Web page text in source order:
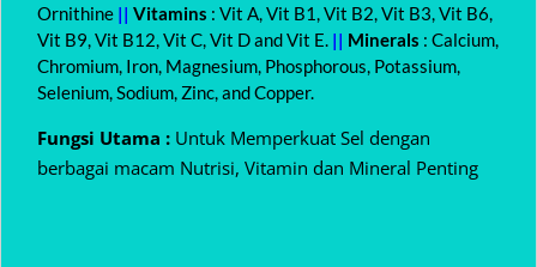
Ornithine || Vitamins : Vit A, Vit B1, Vit B2, Vit B3, Vit B6,
Vit B9, Vit B12, Vit C, Vit D and Vit E. || Minerals : Calcium,
Chromium, Iron, Magnesium, Phosphorous, Potassium,
Selenium, Sodium, Zinc, and Copper.
Fungsi Utama : Untuk Memperkuat Sel dengan
berbagai macam Nutrisi, Vitamin dan Mineral Penting